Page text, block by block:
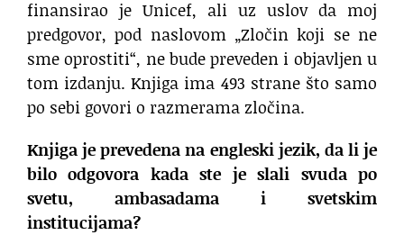
finansirao je Unicef, ali uz uslov da moj
predgovor, pod naslovom „Zločin koji se ne
sme oprostiti“, ne bude preveden i objavljen u
tom izdanju. Knjiga ima 493 strane što samo
po sebi govori o razmerama zločina.
Knjiga je prevedena na engleski jezik, da li je
bilo odgovora kada ste je slali svuda po
svetu, ambasadama i svetskim
institucijama?